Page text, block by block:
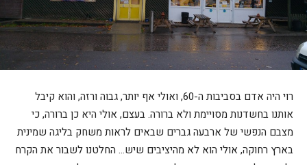
רוי היה אדם בסביבות ה-60, ואולי אף יותר, גבוה ורזה, והוא קיבל
אותנו בחשדנות מסויימת ולא ברורה. בעצם, אולי היא כן ברורה, כי
מצבם הנפשי של ארבעה גברים שבאים לראות משחק בליגה שמינית
בארץ רחוקה, אולי הוא לא מהיציבים שיש… החלטנו לשבור את הקרח